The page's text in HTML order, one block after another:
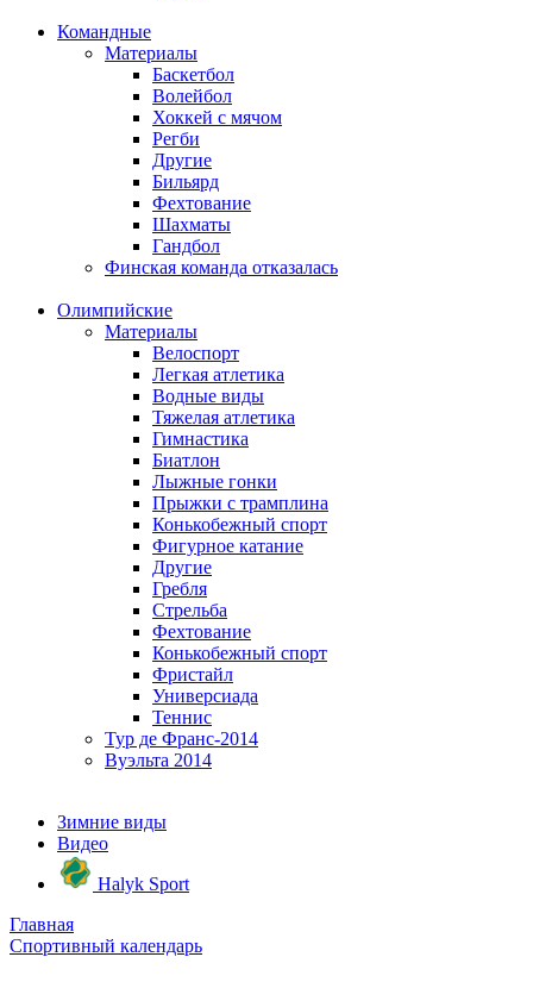
Командные
Материалы
Баскетбол
Волейбол
Хоккей с мячом
Регби
Другие
Бильярд
Фехтование
Шахматы
Гандбол
Финская команда отказалась
Олимпийские
Материалы
Велоспорт
Легкая атлетика
Водные виды
Тяжелая атлетика
Гимнастика
Биатлон
Лыжные гонки
Прыжки с трамплина
Конькобежный спорт
Фигурное катание
Другие
Гребля
Стрельба
Фехтование
Конькобежный спорт
Фристайл
Универсиада
Теннис
Тур де Франс-2014
Вуэльта 2014
Зимние виды
Видео
Halyk Sport
Главная
Спортивный календарь